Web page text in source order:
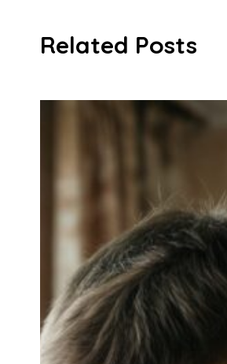
Related Posts